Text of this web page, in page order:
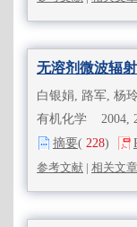
无溶剂微波辐
白银娟, 路军, 杨
有机化学 2004,
摘要( 228)
参考文献 | 相关文章